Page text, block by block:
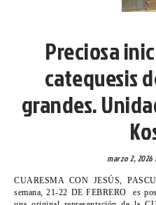
Preciosa
catequesis
grandes.
marzo 2, 2026
CUARESMA CON JESÚS, PASCUA CON JESÚS A partir del fin de
semana, 21-22 DE FEBRERO es